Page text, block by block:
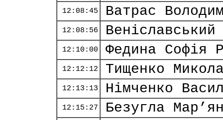
12:08:45 Ватрас
12:08:56
12:10:00 Федина Софія
12:12:12 Тищенко
12:13:13 Німченко
12:15:27 Безугла